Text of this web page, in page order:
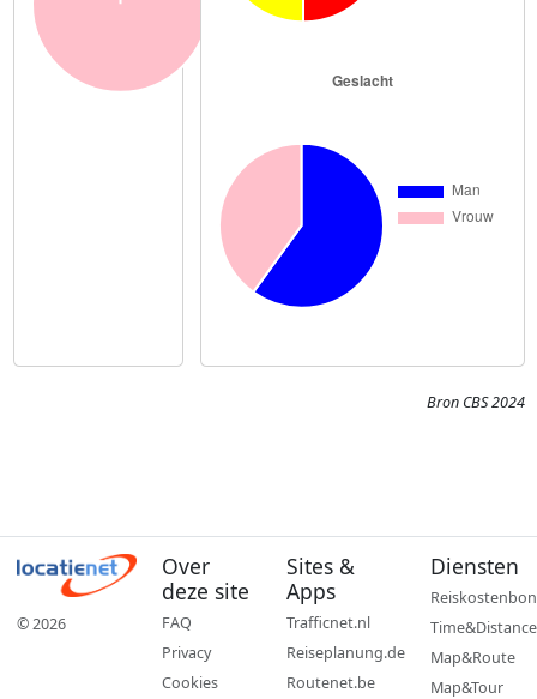
Bron CBS 2024
© 2026
Over
deze site
FAQ
Privacy
Cookies
Sites &
Apps
Trafficnet.nl
Reiseplanung.de
Routenet.be
Diensten
Reiskostenbon
Time&Distance
Map&Route
Map&Tour